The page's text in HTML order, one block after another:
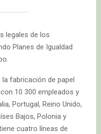
legales de los
Planes de Igualdad
la fabricación de papel
10 300 empleados y
Portugal, Reino Unido,
Bajos, Polonia y
cuatro líneas de